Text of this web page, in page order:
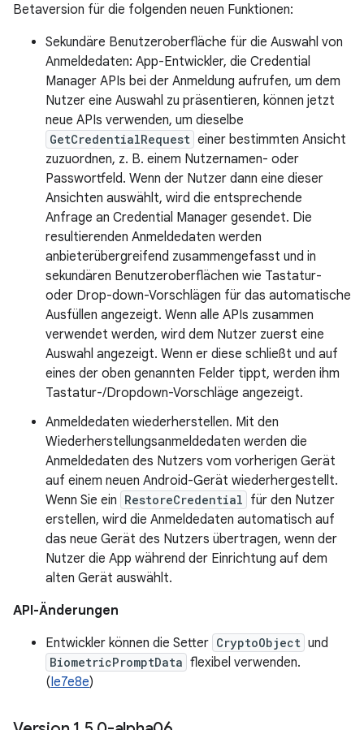
Betaversion für die folgenden neuen Funktionen:
Sekundäre Benutzeroberfläche für die Auswahl von
Anmeldedaten: App-Entwickler, die Credential
Manager APIs bei der Anmeldung aufrufen, um dem
Nutzer eine Auswahl zu präsentieren, können jetzt
neue APIs verwenden, um dieselbe
GetCredentialRequest einer bestimmten Ansicht
zuzuordnen, z. B. einem Nutzernamen- oder
Passwortfeld. Wenn der Nutzer dann eine dieser
Ansichten auswählt, wird die entsprechende
Anfrage an Credential Manager gesendet. Die
resultierenden Anmeldedaten werden
anbieterübergreifend zusammengefasst und in
sekundären Benutzeroberflächen wie Tastatur-
oder Drop-down-Vorschlägen für das automatische
Ausfüllen angezeigt. Wenn alle APIs zusammen
verwendet werden, wird dem Nutzer zuerst eine
Auswahl angezeigt. Wenn er diese schließt und auf
eines der oben genannten Felder tippt, werden ihm
Tastatur-/Dropdown-Vorschläge angezeigt.
Anmeldedaten wiederherstellen. Mit den
Wiederherstellungsanmeldedaten werden die
Anmeldedaten des Nutzers vom vorherigen Gerät
auf einem neuen Android-Gerät wiederhergestellt.
Wenn Sie ein RestoreCredential für den Nutzer
erstellen, wird die Anmeldedaten automatisch auf
das neue Gerät des Nutzers übertragen, wenn der
Nutzer die App während der Einrichtung auf dem
alten Gerät auswählt.
API-Änderungen
Entwickler können die Setter CryptoObject und
BiometricPromptData flexibel verwenden.
(Ie7e8e)